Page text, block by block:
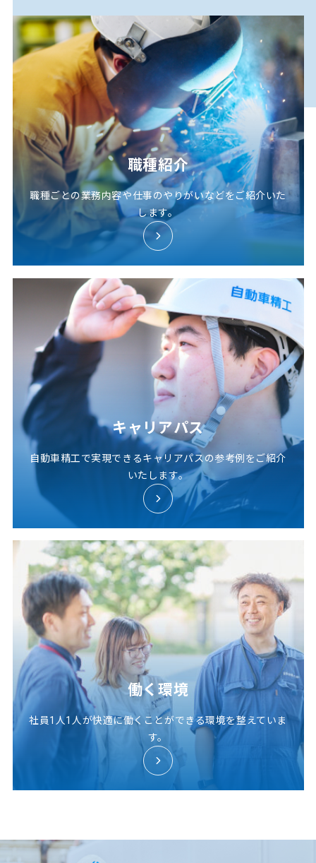
職種紹介
職種ごとの業務内容や仕事のやりがいなどをご紹介いた
します。
キャリアパス
自動車精工で実現できるキャリアパスの参考例をご紹介
いたします。
働く環境
社員1人1人が快適に働くことができる環境を整えていま
す。